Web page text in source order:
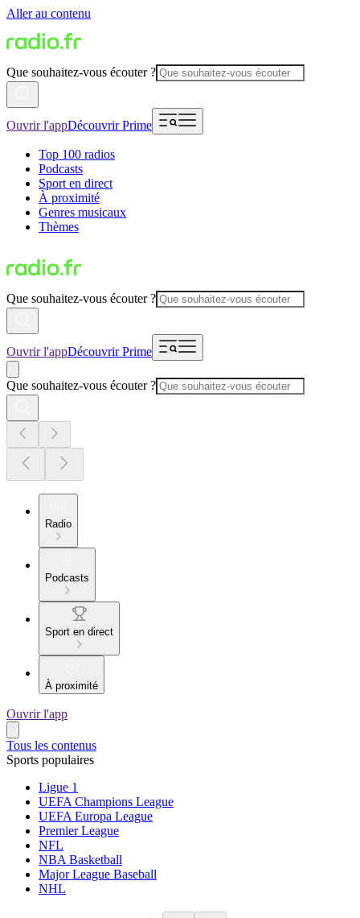
Aller au contenu
Que souhaitez-vous écouter ?
Ouvrir l'appDécouvrir Prime
Top 100 radios
Podcasts
Sport en direct
À proximité
Genres musicaux
Thèmes
Que souhaitez-vous écouter ?
Ouvrir l'appDécouvrir Prime
Que souhaitez-vous écouter ?
Radio
Podcasts
Sport en direct
À proximité
Ouvrir l'app
Tous les contenus
Sports populaires
Ligue 1
UEFA Champions League
UEFA Europa League
Premier League
NFL
NBA Basketball
Major League Baseball
NHL